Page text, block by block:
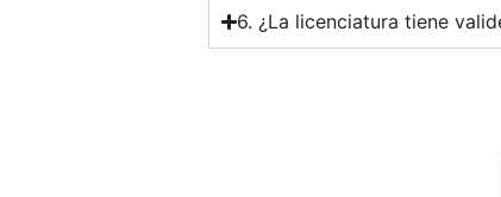
6. ¿La licenciatura tiene